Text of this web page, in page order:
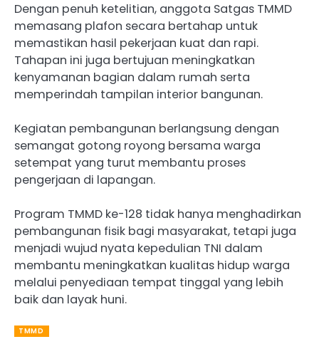
Dengan penuh ketelitian, anggota Satgas TMMD
memasang plafon secara bertahap untuk
memastikan hasil pekerjaan kuat dan rapi.
Tahapan ini juga bertujuan meningkatkan
kenyamanan bagian dalam rumah serta
memperindah tampilan interior bangunan.
Kegiatan pembangunan berlangsung dengan
semangat gotong royong bersama warga
setempat yang turut membantu proses
pengerjaan di lapangan.
Program TMMD ke-128 tidak hanya menghadirkan
pembangunan fisik bagi masyarakat, tetapi juga
menjadi wujud nyata kepedulian TNI dalam
membantu meningkatkan kualitas hidup warga
melalui penyediaan tempat tinggal yang lebih
baik dan layak huni.
TMMD